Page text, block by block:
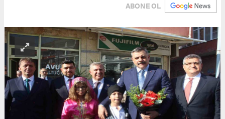
ABONE OL